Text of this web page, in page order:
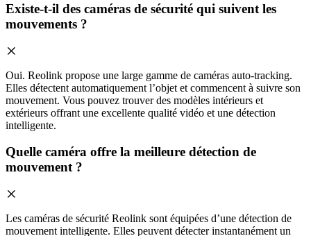
Existe-t-il des caméras de sécurité qui suivent les
mouvements ?
Oui. Reolink propose une large gamme de caméras auto-tracking.
Elles détectent automatiquement l’objet et commencent à suivre son
mouvement. Vous pouvez trouver des modèles intérieurs et
extérieurs offrant une excellente qualité vidéo et une détection
intelligente.
Quelle caméra offre la meilleure détection de
mouvement ?
Les caméras de sécurité Reolink sont équipées d’une détection de
mouvement intelligente. Elles peuvent détecter instantanément un